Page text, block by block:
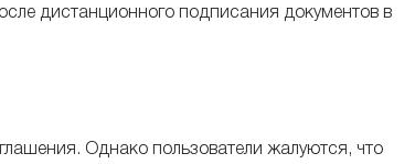
дистанционного подписания документов в
Однако пользователи жалуются, что